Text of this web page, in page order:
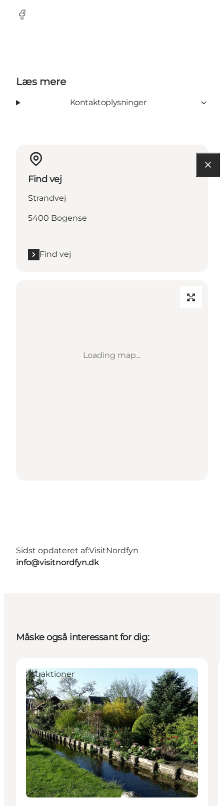
Facebook
Læs mere
Kontaktoplysninger
Find vej
Strandvej
5400 Bogense
Find vej
Loading map...
Sidst opdateret af:VisitNordfyn
info@visitnordfyn.dk
Måske også interessant for dig:
Attraktioner